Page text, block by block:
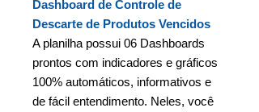
Dashboard de Controle de
Descarte de Produtos Vencidos
A planilha possui 06 Dashboards
prontos com indicadores e gráficos
100% automáticos, informativos e
de fácil entendimento. Neles, você